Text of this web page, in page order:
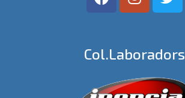
Col.laboradors